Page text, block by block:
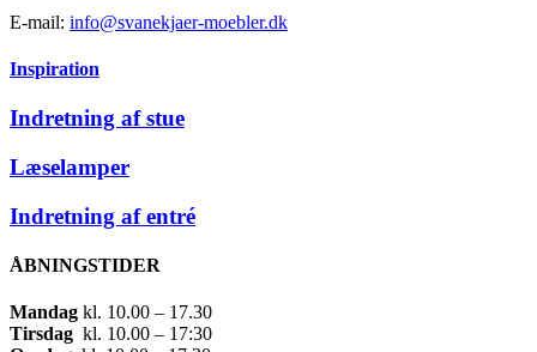
E-mail: info@svanekjaer-moebler.dk
Inspiration
Indretning af stue
Læselamper
Indretning af entré
ÅBNINGSTIDER
Mandag ​ kl. 10.00 – 17.30​
Tirsdag ​ kl. 10.00 – 17:30​